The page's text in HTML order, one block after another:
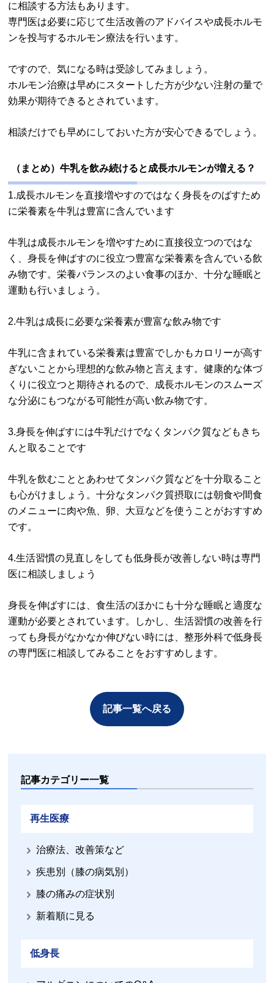
に相談する方法もあります。
専門医は必要に応じて生活改善のアドバイスや成長ホルモ
ンを投与するホルモン療法を行います。
ですので、気になる時は受診してみましょう。
ホルモン治療は早めにスタートした方が少ない注射の量で
効果が期待できるとされています。
相談だけでも早めにしておいた方が安心できるでしょう。
（まとめ）牛乳を飲み続けると成長ホルモンが増える？
1.成長ホルモンを直接増やすのではなく身長をのばすため
に栄養素を牛乳は豊富に含んでいます
牛乳は成長ホルモンを増やすために直接役立つのではな
く、身長を伸ばすのに役立つ豊富な栄養素を含んでいる飲
み物です。栄養バランスのよい食事のほか、十分な睡眠と
運動も行いましょう。
2.牛乳は成長に必要な栄養素が豊富な飲み物です
牛乳に含まれている栄養素は豊富でしかもカロリーが高す
ぎないことから理想的な飲み物と言えます。健康的な体づ
くりに役立つと期待されるので、成長ホルモンのスムーズ
な分泌にもつながる可能性が高い飲み物です。
3.身長を伸ばすには牛乳だけでなくタンパク質などもきち
んと取ることです
牛乳を飲むこととあわせてタンパク質などを十分取ること
も心がけましょう。十分なタンパク質摂取には朝食や間食
のメニューに肉や魚、卵、大豆などを使うことがおすすめ
です。
4.生活習慣の見直しをしても低身長が改善しない時は専門
医に相談しましょう
身長を伸ばすには、食生活のほかにも十分な睡眠と適度な
運動が必要とされています。しかし、生活習慣の改善を行
っても身長がなかなか伸びない時には、整形外科で低身長
の専門医に相談してみることをおすすめします。
記事一覧へ戻る
記事カテゴリー一覧
再生医療
治療法、改善策など
疾患別（膝の病気別）
膝の痛みの症状別
新着順に見る
低身長